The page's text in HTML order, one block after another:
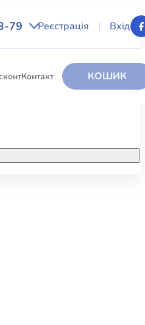
79 Реєстрація Вхід
Контакт КОШИК